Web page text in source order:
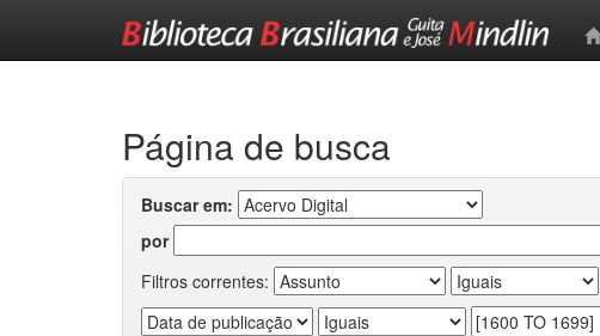
Página de busca
Buscar em:
por
Filtros correntes: